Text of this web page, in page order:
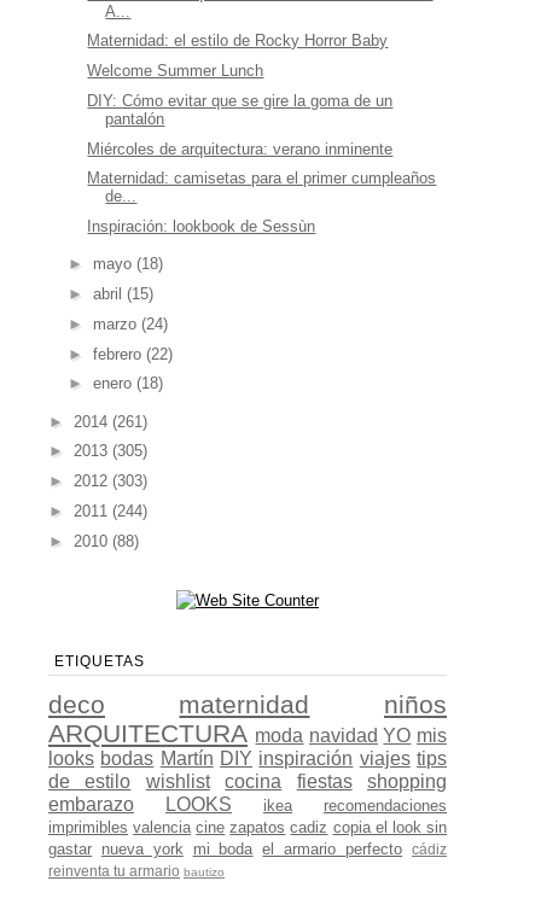
A...
Maternidad: el estilo de Rocky Horror Baby
Welcome Summer Lunch
DIY: Cómo evitar que se gire la goma de un
pantalón
Miércoles de arquitectura: verano inminente
Maternidad: camisetas para el primer cumpleaños
de...
Inspiración: lookbook de Sessùn
► mayo (18)
► abril (15)
► marzo (24)
► febrero (22)
► enero (18)
► 2014 (261)
► 2013 (305)
► 2012 (303)
► 2011 (244)
► 2010 (88)
ETIQUETAS
deco maternidad
niños
ARQUITECTURA moda navidad YO mis
looks bodas Martín DIY inspiración viajes tips
de estilo
wishlist cocina fiestas
shopping
embarazo
LOOKS ikea
recomendaciones
imprimibles valencia cine zapatos cadiz copia el look sin
gastar nueva york mi boda el armario perfecto
cádiz
reinventa tu armario bautizo